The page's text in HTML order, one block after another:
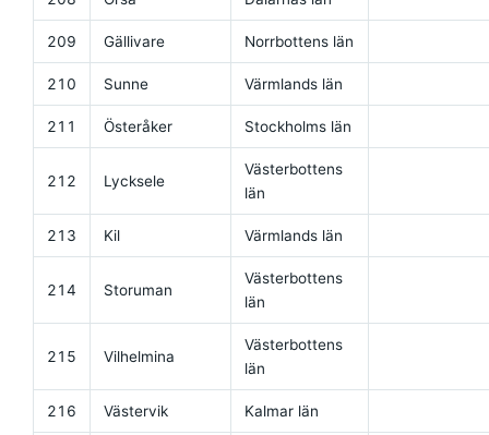
209 Gällivare Norrbottens län
210 Sunne Värmlands län
211 Österåker Stockholms län
212 Lycksele
Västerbottens
län
213 Kil Värmlands län
214 Storuman
Västerbottens
län
215 Vilhelmina
Västerbottens
län
216 Västervik Kalmar län